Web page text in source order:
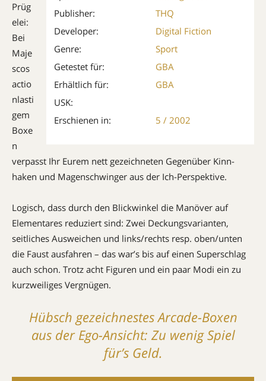
Publisher:
THQ
Developer:
Digital Fiction
Genre:
Sport
Getestet für:
GBA
Erhältlich für:
GBA
USK:
Erschienen in:
5 / 2002
Prüg
elei:
Bei
Maje
s­cos
actio
nlasti
gem
Boxe
n
verpasst Ihr Eurem nett gezeichneten Ge­genüber Kinn­
haken und Magen­schwinger aus der Ich-Per­spek­tive.
Logisch, dass durch den Blickwinkel die Manöver auf
Elementares reduziert sind: Zwei Deckungsvarian­ten,
seitliches Ausweichen und links/rechts resp. oben/unten
die Faust ausfahren – das war’s bis auf einen Superschlag
auch schon. Trotz acht Figuren und ein paar Modi ein zu
kurzweiliges Vergnügen.
Hübsch gezeichnestes Arcade-Boxen
aus der Ego-Ansicht: Zu wenig Spiel
für’s Geld.